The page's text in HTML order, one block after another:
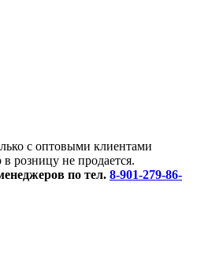
с оптовыми клиентами
розницу не продается.
по тел. 8-901-279-86-